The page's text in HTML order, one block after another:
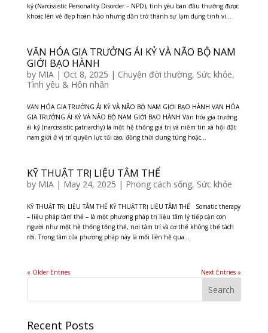
kỷ (Narcissistic Personality Disorder – NPD), tình yêu ban đầu thường được
khoác lên vẻ đẹp hoàn hảo nhưng dần trở thành sự lạm dụng tinh vi...
VĂN HÓA GIA TRƯỞNG ÁI KỶ VÀ NÃO BỘ NAM
GIỚI BẠO HÀNH
by MIA| Oct 8, 2025 | Chuyện đời thường, Sức khỏe,
Tình yêu & Hôn nhân
VĂN HÓA GIA TRƯỞNG ÁI KỶ VÀ NÃO BỘ NAM GIỚI BẠO HÀNH VĂN HÓA
GIA TRƯỞNG ÁI KỶ VÀ NÃO BỘ NAM GIỚI BẠO HÀNH Văn hóa gia trưởng
ái kỷ (narcissistic patriarchy) là một hệ thống giá trị và niềm tin xã hội đặt
nam giới ở vị trí quyền lực tối cao, đồng thời dung túng hoặc...
KỸ THUẬT TRỊ LIỆU TÂM THỂ
by MIA| May 24, 2025 | Phong cách sống, Sức khỏe
KỸ THUẬT TRỊ LIỆU TÂM THỂ KỸ THUẬT TRỊ LIỆU TÂM THỂ Somatic therapy
– liệu pháp tâm thể – là một phương pháp trị liệu tâm lý tiếp cận con
người như một hệ thống tổng thể, nơi tâm trí và cơ thể không thể tách
rời. Trọng tâm của phương pháp này là mối liên hệ qua...
« Older Entries Next Entries »
Recent Posts